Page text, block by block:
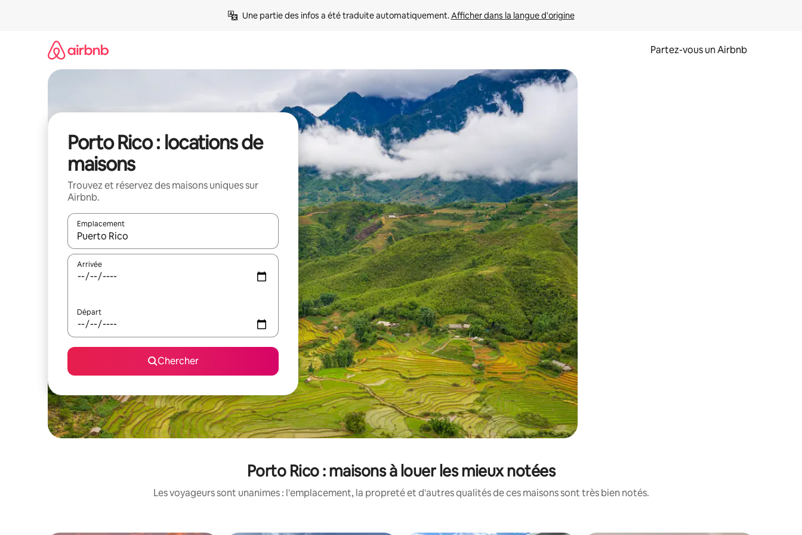
Une partie des infos a été traduite automatiquement. Afficher dans la langue d'origine
Partez-vous un Airbnb
Porto Rico : locations de
maisons
Trouvez et réservez des maisons uniques sur
Airbnb.
Emplacement
Quand les résultats sont affichés, parcourez-les en utilisant les flèches vers le haut et vers le bas, ou en appuyant dessus et en les faisant glisser.
Arrivée
Départ
Chercher
Porto Rico : maisons à louer les mieux notées
Les voyageurs sont unanimes : l'emplacement, la propreté et d'autres qualités de ces maisons sont très bien notés.